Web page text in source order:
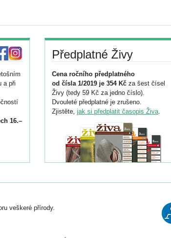
a při
16.–
Předplatné Živy
Cena ročního předplatného
od čísla 1/2019 je 354 Kč za šest čísel
Živy (tedy 59 Kč za jedno číslo).
Dvouleté předplatné je zrušeno.
Zjistěte, jak si předplatit časopis Živa.
veškeré přírody.